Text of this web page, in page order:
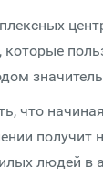
которые
что
получит
людей в